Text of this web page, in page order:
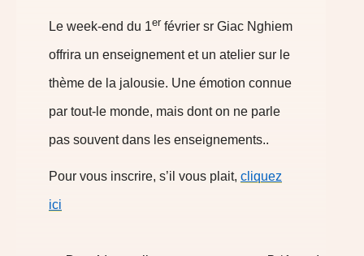
Le week-end du 1er février sr Giac Nghiem
offrira un enseignement et un atelier sur le
thème de la jalousie. Une émotion connue
par tout-le monde, mais dont on ne parle
pas souvent dans les enseignements..
Pour vous inscrire, s’il vous plait, cliquez
ici